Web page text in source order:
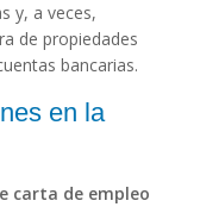
y, a veces,
de propiedades
bancarias.
en la
carta de empleo